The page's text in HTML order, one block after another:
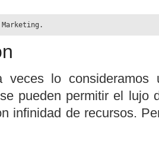
veces lo consideramos
pueden permitir el lujo
infinidad de recursos.